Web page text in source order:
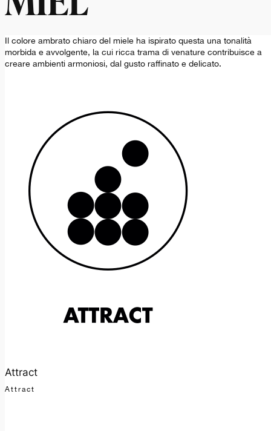
Il colore ambrato chiaro del miele ha ispirato questa una tonalità
morbida e avvolgente, la cui ricca trama di venature contribuisce a
creare ambienti armoniosi, dal gusto raffinato e delicato.
Attract
Attract